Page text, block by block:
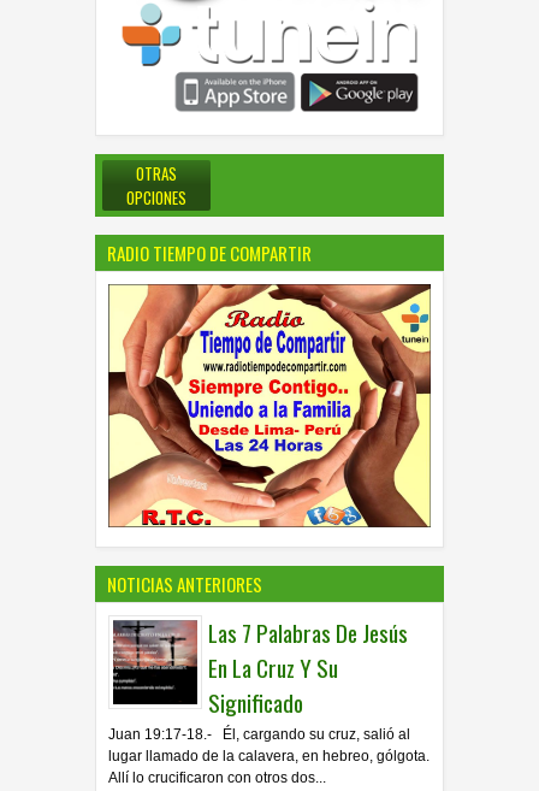
OTRAS
OPCIONES
RADIO TIEMPO DE COMPARTIR
NOTICIAS ANTERIORES
Las 7 Palabras De Jesús
En La Cruz Y Su
Significado
Juan 19:17-18.- Él, cargando su cruz, salió al
lugar llamado de la calavera, en hebreo, gólgota.
Allí lo crucificaron con otros dos...